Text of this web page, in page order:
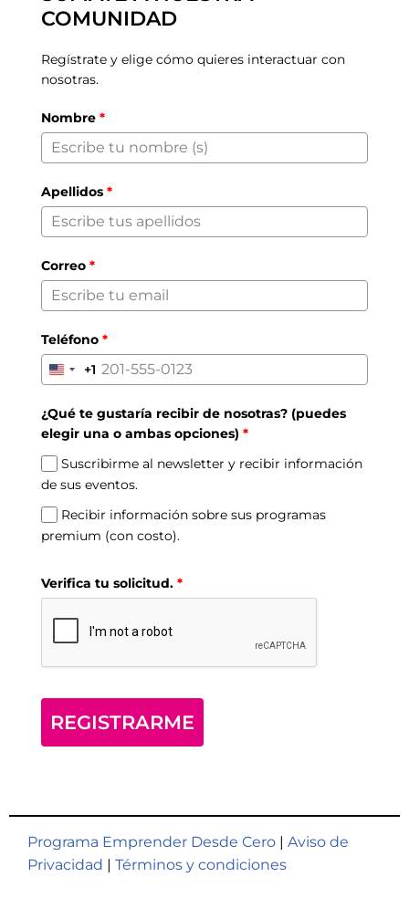
COMUNIDAD
Regístrate y elige cómo quieres interactuar con
nosotras.
Nombre *
Apellidos *
Correo *
Teléfono *
United
+1
+1
¿Qué te gustaría recibir de nosotras? (puedes
elegir una o ambas opciones) *
Suscribirme al newsletter y recibir información
de sus eventos.
Recibir información sobre sus programas
premium (con costo).
Verifica tu solicitud. *
REGISTRARME
Programa Emprender Desde Cero | Aviso de
Privacidad | Términos y condiciones